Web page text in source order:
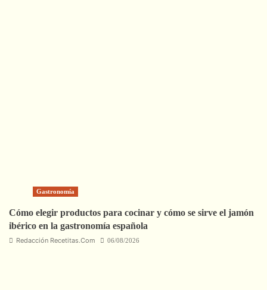
Gastronomía
Cómo elegir productos para cocinar y cómo se sirve el jamón
ibérico en la gastronomía española
Redacción Recetitas.Com 06/08/2026